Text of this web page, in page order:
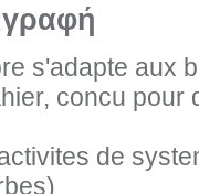
s'adapte aux
concu pour
de